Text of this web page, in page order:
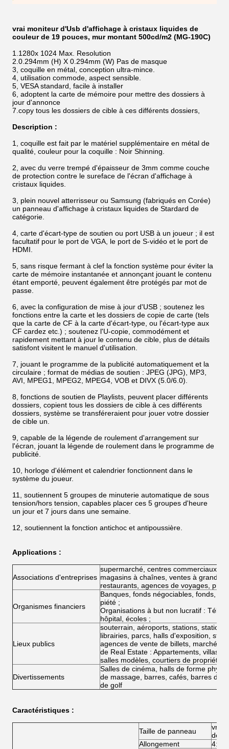
vrai moniteur d'Usb d'affichage à cristaux liquides de
couleur de 19 pouces, mur montant 500cd/m2 (MG-190C)
1.1280x 1024 Max. Resolution
2.0.294mm (H) X 0.294mm (W) Pas de masque
3, coquille en métal, conception ultra-mince.
4, utilisation commode, aspect sensible.
5, VESA standard, facile à installer
6, adoptent la carte de mémoire pour mettre des dossiers à
jour d'annonce
7.copy tous les dossiers de cible à ces différents dossiers,
Description :
1, coquille est fait par le matériel supplémentaire en métal de
qualité, couleur pour la coquille : Noir Shinning.
2, avec du verre trempé d'épaisseur de 3mm comme couche
de protection contre le sureface de l'écran d'affichage à
cristaux liquides.
3, plein nouvel atterrisseur ou Samsung (fabriqués en Corée)
un panneau d'affichage à cristaux liquides de Stardard de
catégorie.
4, carte d'écart-type de soutien ou port USB à un joueur ; il est
facultatif pour le port de VGA, le port de S-vidéo et le port de
HDMI.
5, sans risque fermant à clef la fonction système pour éviter la
carte de mémoire instantanée et annonçant jouant le contenu
étant emporté, peuvent également être protégés par mot de
passe.
6, avec la configuration de mise à jour d'USB ; soutenez les
fonctions entre la carte et les dossiers de copie de carte (tels
que la carte de CF à la carte d'écart-type, ou l'écart-type aux
CF cardez etc.) ; soutenez l'U-copie, commodément et
rapidement mettant à jour le contenu de cible, plus de détails
satisfont visitent le manuel d'utilisation.
7, jouant le programme de la publicité automatiquement et la
circulaire ; format de médias de soutien : JPEG (JPG), MP3,
AVI, MPEG1, MPEG2, MPEG4, VOB et DIVX (5.0/6.0).
8, fonctions de soutien de Playlists, peuvent placer différents
dossiers, copient tous les dossiers de cible à ces différents
dossiers, système se transféreraient pour jouer votre dossier
de cible un.
9, capable de la légende de roulement d'arrangement sur
l'écran, jouant la légende de roulement dans le programme de
publicité.
10, horloge d'élément et calendrier fonctionnent dans le
système du joueur.
11, soutiennent 5 groupes de minuterie automatique de sous
tension/hors tension, capables placer ces 5 groupes d'heure
un jour et 7 jours dans une semaine.
12, soutiennent la fonction antichoc et antipoussière.
Applications :
Associations d'entreprises
supermarché, centres commerciaux à
magasins à chaînes, ventes à grande
restaurants, agences de voyages,
Organismes financiers
Banques, fonds négociables, fonds,
piété ;
Organisations à but non lucratif :
hôpital, écoles ;
Lieux publics
souterrain, aéroports, stations,
librairies, parcs, halls d'exposition,
agences de vente de billets, marché
de Real Estate : Appartements, villas,
salles modèles, courtiers de propriété ;
Divertissements
Salles de cinéma, halls de forme
de massage, barres, cafés, barres
de golf
Caractéristiques :
Taille de panneau
vrai
de la
Allongement
4:3